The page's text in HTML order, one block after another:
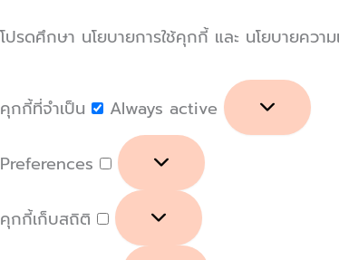
โปรดศึกษา นโยบายการใช้คุกกี้ และ นโยบายคว
คุกกี้ที่จำเป็น Always active
Preferences
คุกกี้เก็บสถิติ